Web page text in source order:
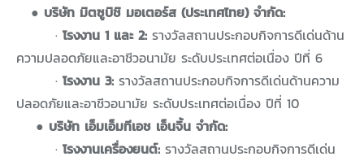
● บริษัท มิตซูบิชิ มอเตอร์ส (ประเทศไทย) จำกัด:
· โรงงาน 1 และ 2: รางวัลสถานประกอบกิจการดีเด่นด้าน
ความปลอดภัยและอาชีวอนามัย ระดับประเทศต่อเนื่อง ปีที่ 6
· โรงงาน 3: รางวัลสถานประกอบกิจการดีเด่นด้านความ
ปลอดภัยและอาชีวอนามัย ระดับประเทศต่อเนื่อง ปีที่ 10
● บริษัท เอ็มเอ็มทีเอช เอ็นจิ้น จำกัด:
· โรงงานเครื่องยนต์: รางวัลสถานประกอบกิจการดีเด่น